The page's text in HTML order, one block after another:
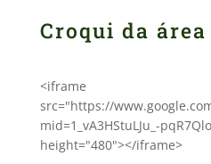
Croqui da área
<iframe
src="https://
mid=1_vA3HStuLJu_-
height="480"></iframe>